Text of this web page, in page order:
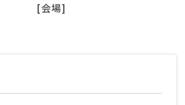
[会場]